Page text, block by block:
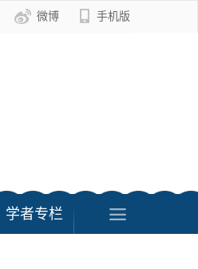
微博 手机版
学者专栏